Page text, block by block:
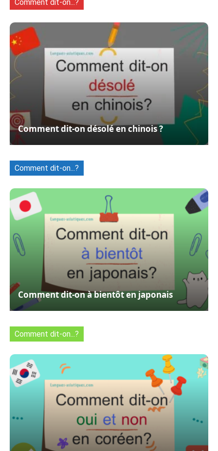
Comment dit-on...?
Comment dit-on désolé en chinois ?
Comment dit-on...?
Comment dit-on à bientôt en japonais
Comment dit-on...?